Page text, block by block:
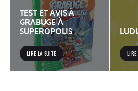
TEST ET AVIS À
GRABUGE À
SUPEROPOLIS
LIRE LA SUITE LIRE